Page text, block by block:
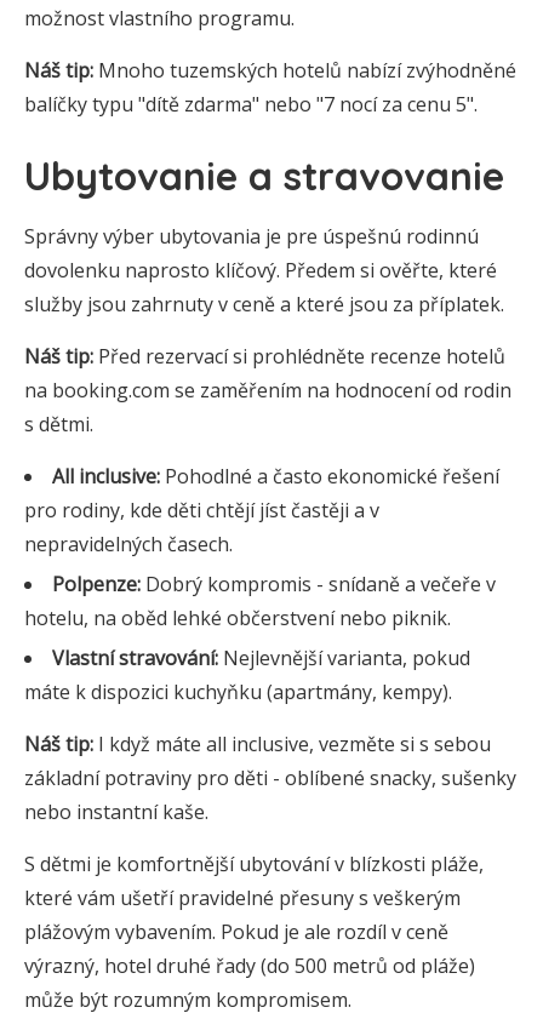
možnost vlastního programu.
Náš tip: Mnoho tuzemských hotelů nabízí zvýhodněné
balíčky typu "dítě zdarma" nebo "7 nocí za cenu 5".
Ubytovanie a stravovanie
Správny výber ubytovania je pre úspešnú rodinnú
dovolenku naprosto klíčový. Předem si ověřte, které
služby jsou zahrnuty v ceně a které jsou za příplatek.
Náš tip: Před rezervací si prohlédněte recenze hotelů
na booking.com se zaměřením na hodnocení od rodin
s dětmi.
All inclusive: Pohodlné a často ekonomické řešení
pro rodiny, kde děti chtějí jíst častěji a v
nepravidelných časech.
Polpenze: Dobrý kompromis - snídaně a večeře v
hotelu, na oběd lehké občerstvení nebo piknik.
Vlastní stravování: Nejlevnější varianta, pokud
máte k dispozici kuchyňku (apartmány, kempy).
Náš tip: I když máte all inclusive, vezměte si s sebou
základní potraviny pro děti - oblíbené snacky, sušenky
nebo instantní kaše.
S dětmi je komfortnější ubytování v blízkosti pláže,
které vám ušetří pravidelné přesuny s veškerým
plážovým vybavením. Pokud je ale rozdíl v ceně
výrazný, hotel druhé řady (do 500 metrů od pláže)
může být rozumným kompromisem.